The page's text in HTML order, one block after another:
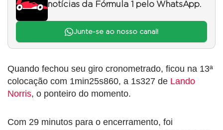
notícias da Fórmula 1 pelo WhatsApp.
Junte-se ao nosso canal!
Quando fechou seu giro cronometrado, ficou na 13ª
colocação com 1min25s860, a 1s327 de Lando
Norris, o ponteiro do momento.
Com 29 minutos para o encerramento, foi